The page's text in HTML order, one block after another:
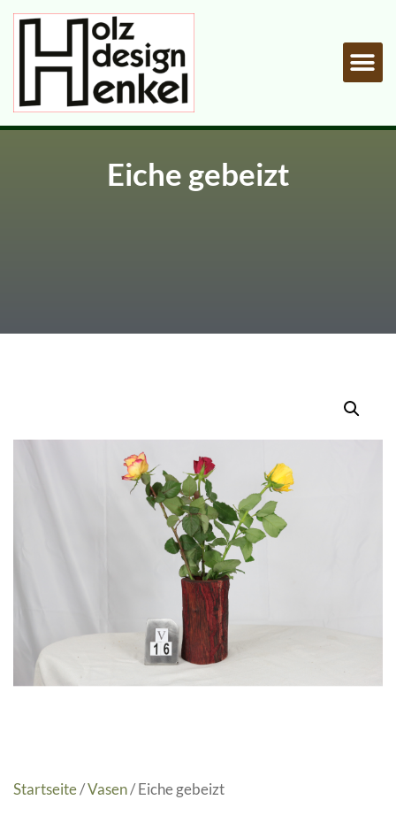
Eiche gebeizt
Startseite/Vasen/ Eiche gebeizt